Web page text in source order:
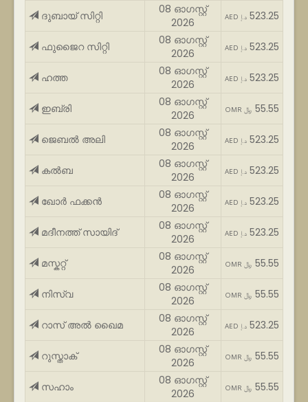
ദുബായ് സിറ്റി
08 ഓഗസ്റ്റ്
2026
AED د.إ 523.25
ഫുജൈറ സിറ്റി
08 ഓഗസ്റ്റ്
2026
AED د.إ 523.25
ഹത്ത
08 ഓഗസ്റ്റ്
2026
AED د.إ 523.25
ഇബ്രി
08 ഓഗസ്റ്റ്
2026
OMR ﷼ 55.55
ജെബൽ അലി
08 ഓഗസ്റ്റ്
2026
AED د.إ 523.25
കൽബ
08 ഓഗസ്റ്റ്
2026
AED د.إ 523.25
ഖോർ ഫക്കൻ
08 ഓഗസ്റ്റ്
2026
AED د.إ 523.25
മദീനത്ത് സായിദ്
08 ഓഗസ്റ്റ്
2026
AED د.إ 523.25
മസ്കറ്റ്
08 ഓഗസ്റ്റ്
2026
OMR ﷼ 55.55
നിസ്വ
08 ഓഗസ്റ്റ്
2026
OMR ﷼ 55.55
റാസ് അൽ ഖൈമ
08 ഓഗസ്റ്റ്
2026
AED د.إ 523.25
റുസ്താക്
08 ഓഗസ്റ്റ്
2026
OMR ﷼ 55.55
സഹാം
08 ഓഗസ്റ്റ്
2026
OMR ﷼ 55.55